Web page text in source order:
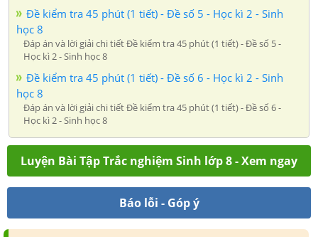
Đề kiểm tra 45 phút (1 tiết) - Đề số 5 - Học kì 2 - Sinh
học 8
Đáp án và lời giải chi tiết Đề kiểm tra 45 phút (1 tiết) - Đề số 5 -
Học kì 2 - Sinh học 8
Đề kiểm tra 45 phút (1 tiết) - Đề số 6 - Học kì 2 - Sinh
học 8
Đáp án và lời giải chi tiết Đề kiểm tra 45 phút (1 tiết) - Đề số 6 -
Học kì 2 - Sinh học 8
Luyện Bài Tập Trắc nghiệm Sinh lớp 8 - Xem ngay
Báo lỗi - Góp ý